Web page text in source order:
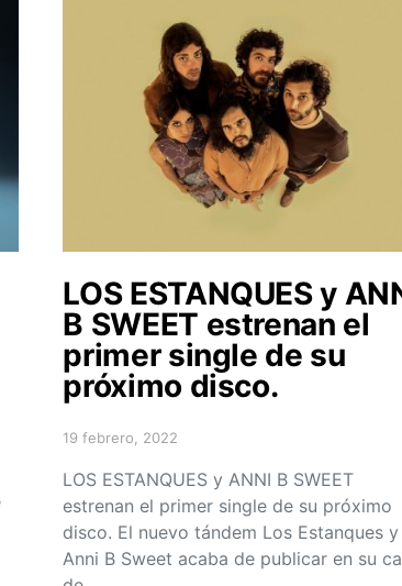
LOS ESTANQUES y
B SWEET estrenan el
primer single de su
próximo disco.
Posted on
19 febrero, 2022
LOS ESTANQUES y ANNI B SWEET
estrenan el primer single de su próximo
disco. El nuevo tándem Los Estanques y
Anni B Sweet acaba de publicar en su